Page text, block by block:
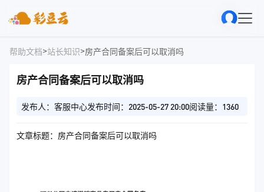
帮助文档>站长知识>房产合同备案后可以取消吗
房产合同备案后可以取消吗
发布人：客服中心发布时间：2025-05-27 20:00阅读量：1360
文章标题：房产合同备案后可以取消吗